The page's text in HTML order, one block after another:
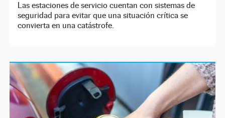
Las estaciones de servicio cuentan con sistemas de
seguridad para evitar que una situación crítica se
convierta en una catástrofe.